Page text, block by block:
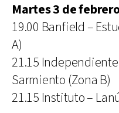
Martes 3 de
19.00 Banfield –
A)
21.15
Sarmiento (Zona B)
21.15 Instituto –